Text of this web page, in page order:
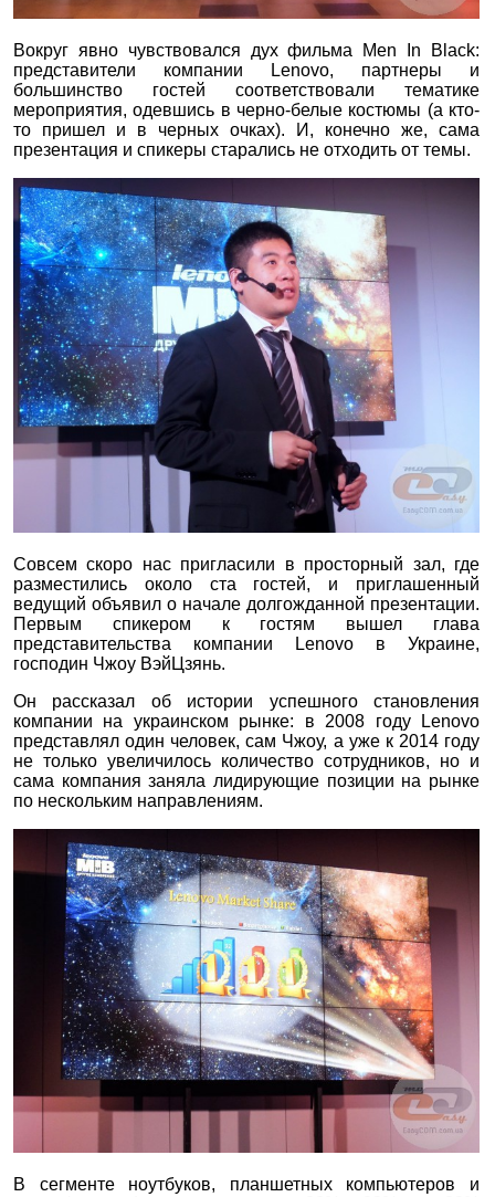
Вокруг явно чувствовался дух фильма Men In Black:
представители компании Lenovo, партнеры и
большинство гостей соответствовали тематике
мероприятия, одевшись в черно-белые костюмы (а кто-
то пришел и в черных очках). И, конечно же, сама
презентация и спикеры старались не отходить от темы.
Совсем скоро нас пригласили в просторный зал, где
разместились около ста гостей, и приглашенный
ведущий объявил о начале долгожданной презентации.
Первым спикером к гостям вышел глава
представительства компании Lenovo в Украине,
господин Чжоу ВэйЦзянь.
Он рассказал об истории успешного становления
компании на украинском рынке: в 2008 году Lenovo
представлял один человек, сам Чжоу, а уже к 2014 году
не только увеличилось количество сотрудников, но и
сама компания заняла лидирующие позиции на рынке
по нескольким направлениям.
В сегменте ноутбуков, планшетных компьютеров и